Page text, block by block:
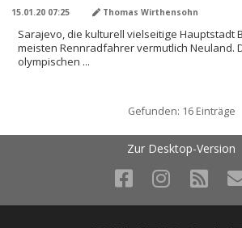
15.01.20 07:25 Thomas Wirthensohn
Sarajevo, die kulturell vielseitige Hauptstadt
meisten Rennradfahrer vermutlich Neuland.
olympischen ...
Gefunden: 16 Einträge
Zur Desktop-Version